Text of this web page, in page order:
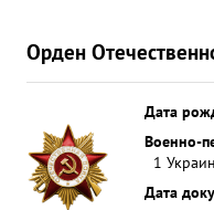
Орден
Дата
Военно-
1
Дата